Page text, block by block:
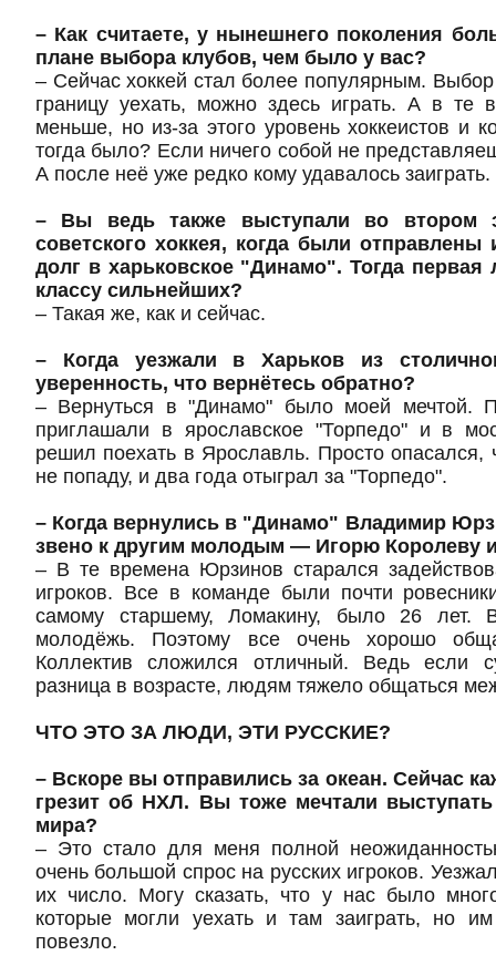
– Как считаете, у нынешнего поколения
плане выбора клубов, чем было у вас?
– Сейчас хоккей стал более популярным.
границу уехать, можно здесь играть. А в те
меньше, но из-за этого уровень хоккеистов и
тогда было? Если ничего собой не
А после неё уже редко кому удавалось заиграть.
– Вы ведь также выступали во втором
советского хоккея, когда были отправлены
долг в харьковское "Динамо". Тогда первая
классу сильнейших?
– Такая же, как и сейчас.
– Когда уезжали в Харьков из
уверенность, что вернётесь обратно?
– Вернуться в "Динамо" было моей мечтой.
приглашали в ярославское "Торпедо" и в
решил поехать в Ярославль. Просто опасался,
не попаду, и два года отыграл за "Торпедо".
– Когда вернулись в "Динамо" Владимир
звено к другим молодым — Игорю Королеву
– В те времена Юрзинов старался
игроков. Все в команде были почти
самому старшему, Ломакину, было 26 лет.
молодёжь. Поэтому все очень хорошо
Коллектив сложился отличный. Ведь если
разница в возрасте, людям тяжело общаться
ЧТО ЭТО ЗА ЛЮДИ, ЭТИ РУССКИЕ?
– Вскоре вы отправились за океан. Сейчас
грезит об НХЛ. Вы тоже мечтали
мира?
– Это стало для меня полной
очень большой спрос на русских игроков.
их число. Могу сказать, что у нас было
которые могли уехать и там заиграть, но
повезло.